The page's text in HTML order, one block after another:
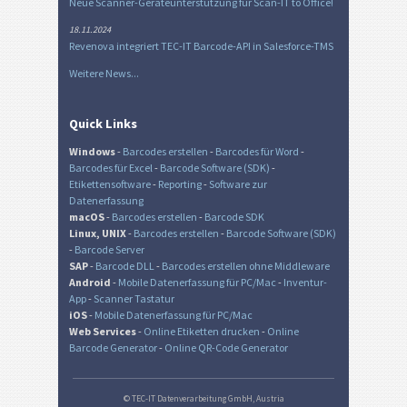
18.11.2024
Revenova integriert TEC-IT Barcode-API in Salesforce-TMS
Weitere News...
Quick Links
Windows- Barcodes erstellen - Barcodes für Word -
Barcodes für Excel- Barcode Software (SDK) -
Etikettensoftware- Reporting- Software zur
Datenerfassung
macOS- Barcodes erstellen - Barcode SDK
Linux, UNIX- Barcodes erstellen - Barcode Software (SDK)
- Barcode Server
SAP- Barcode DLL- Barcodes erstellen ohne Middleware
Android - Mobile Datenerfassung für PC/Mac - Inventur-
App- Scanner Tastatur
iOS- Mobile Datenerfassung für PC/Mac
Web Services- Online Etiketten drucken - Online
Barcode Generator- Online QR-Code Generator
© TEC-IT Datenverarbeitung GmbH, Austria